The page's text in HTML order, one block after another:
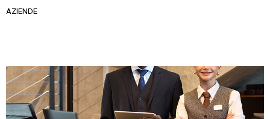
Ecommerce
Financial Solutions
HR
AZIENDE